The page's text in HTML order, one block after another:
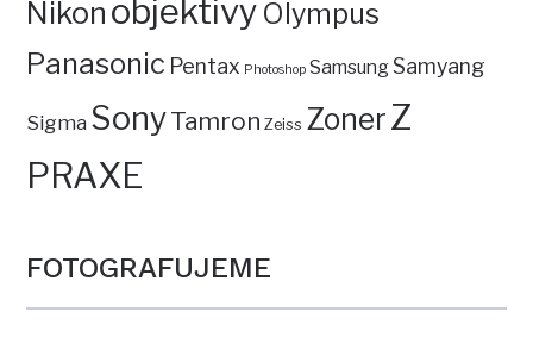
Nikon objektivy Olympus
Panasonic Pentax Photoshop SamsungSamyang
Sigma SonyTamron Zeiss ZonerZ
PRAXE
FOTOGRAFUJEME